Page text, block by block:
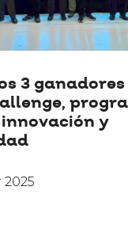
3 ganadores
y